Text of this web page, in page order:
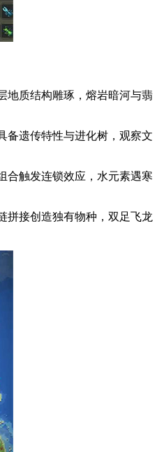
地质结构雕琢，熔岩暗河与翡
备遗传特性与进化树，观察文
合触发连锁效应，水元素遇寒
拼接创造独有物种，双足飞龙